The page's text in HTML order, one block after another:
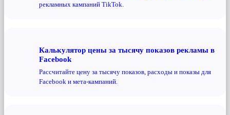
рекламных кампаний TikTok.
Калькулятор цены за тысячу показов рекламы в
Facebook
Рассчитайте цену за тысячу показов, расходы и показы для
Facebook и мета-кампаний.